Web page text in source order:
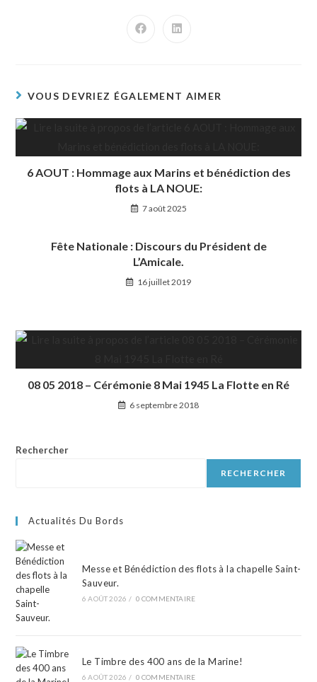
VOUS DEVRIEZ ÉGALEMENT AIMER
6 AOUT : Hommage aux Marins et bénédiction des
flots à LA NOUE:
7 août 2025
Fête Nationale : Discours du Président de
L’Amicale.
16 juillet 2019
08 05 2018 – Cérémonie 8 Mai 1945 La Flotte en Ré
6 septembre 2018
Rechercher
RECHERCHER
Actualités Du Bords
Messe et Bénédiction des flots à la chapelle Saint-
Sauveur.
6 AOÛT 2026 / 0 COMMENTAIRE
Le Timbre des 400 ans de la Marine!
6 AOÛT 2026 / 0 COMMENTAIRE